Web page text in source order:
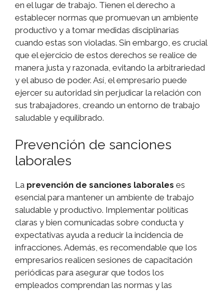
en el lugar de trabajo. Tienen el derecho a
establecer normas que promuevan un ambiente
productivo y a tomar medidas disciplinarias
cuando estas son violadas. Sin embargo, es crucial
que el ejercicio de estos derechos se realice de
manera justa y razonada, evitando la arbitrariedad
y el abuso de poder. Así, el empresario puede
ejercer su autoridad sin perjudicar la relación con
sus trabajadores, creando un entorno de trabajo
saludable y equilibrado.
Prevención de sanciones
laborales
La prevención de sanciones laborales es
esencial para mantener un ambiente de trabajo
saludable y productivo. Implementar políticas
claras y bien comunicadas sobre conducta y
expectativas ayuda a reducir la incidencia de
infracciones. Además, es recomendable que los
empresarios realicen sesiones de capacitación
periódicas para asegurar que todos los
empleados comprendan las normas y las